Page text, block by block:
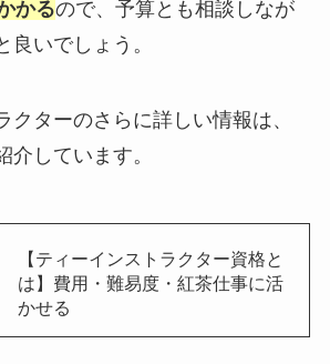
かるので、予算とも相談しなが
良いでしょう。
クターのさらに詳しい情報は、
介しています。
【ティーインストラクター資格と
は】費用・難易度・紅茶仕事に活
かせる